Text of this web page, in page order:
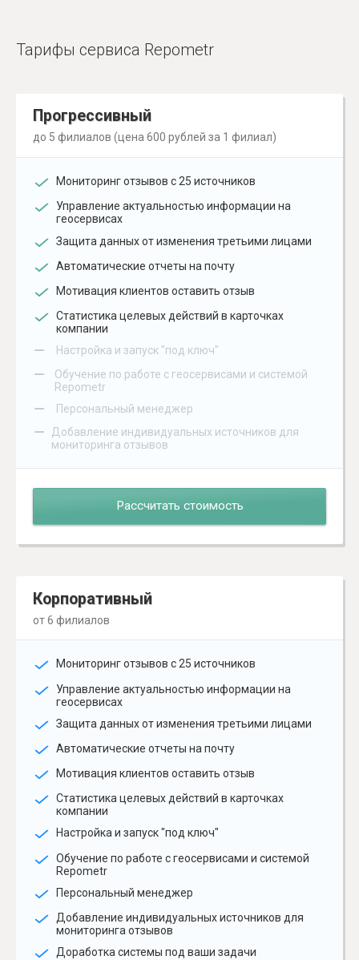
Тарифы сервиса Repometr
Прогрессивный
до 5 филиалов (цена 600 рублей за 1 филиал)
Мониторинг отзывов с 25 источников
Управление актуальностью информации на
геосервисах
Защита данных от изменения третьими лицами
Автоматические отчеты на почту
Мотивация клиентов оставить отзыв
Статистика целевых действий в карточках
компании
– Настройка и запуск "под ключ"
–
Обучение по работе с геосервисами и системой
Repometr
– Персональный менеджер
–
Добавление индивидуальных источников для
мониторинга отзывов
Рассчитать стоимость
Корпоративный
от 6 филиалов
Мониторинг отзывов с 25 источников
Управление актуальностью информации на
геосервисах
Защита данных от изменения третьими лицами
Автоматические отчеты на почту
Мотивация клиентов оставить отзыв
Статистика целевых действий в карточках
компании
Настройка и запуск "под ключ"
Обучение по работе с геосервисами и системой
Repometr
Персональный менеджер
Добавление индивидуальных источников для
мониторинга отзывов
Доработка системы под ваши задачи